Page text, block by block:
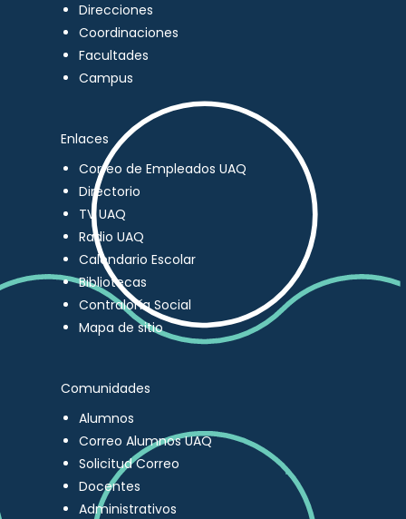
Direcciones
Coordinaciones
Facultades
Campus
Enlaces
Correo de Empleados UAQ
Directorio
TV UAQ
Radio UAQ
Calendario Escolar
Bibliotecas
Contraloría Social
Mapa de sitio
Comunidades
Alumnos
Correo Alumnos UAQ
Solicitud Correo
Docentes
Administrativos